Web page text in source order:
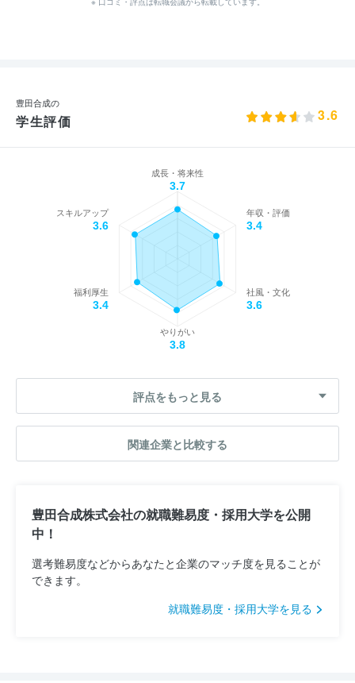
豊田合成の
学生評価 3.6
成長・将来性
3.7
年収・評価
3.4
社風・文化
3.6
やりがい
3.8
福利厚生
3.4
スキルアップ
3.6
評点をもっと見る
関連企業と比較する
豊田合成株式会社の就職難易度・採用大学を公開
中！
選考難易度などからあなたと企業のマッチ度を見ることが
できます。
就職難易度・採用大学を見る